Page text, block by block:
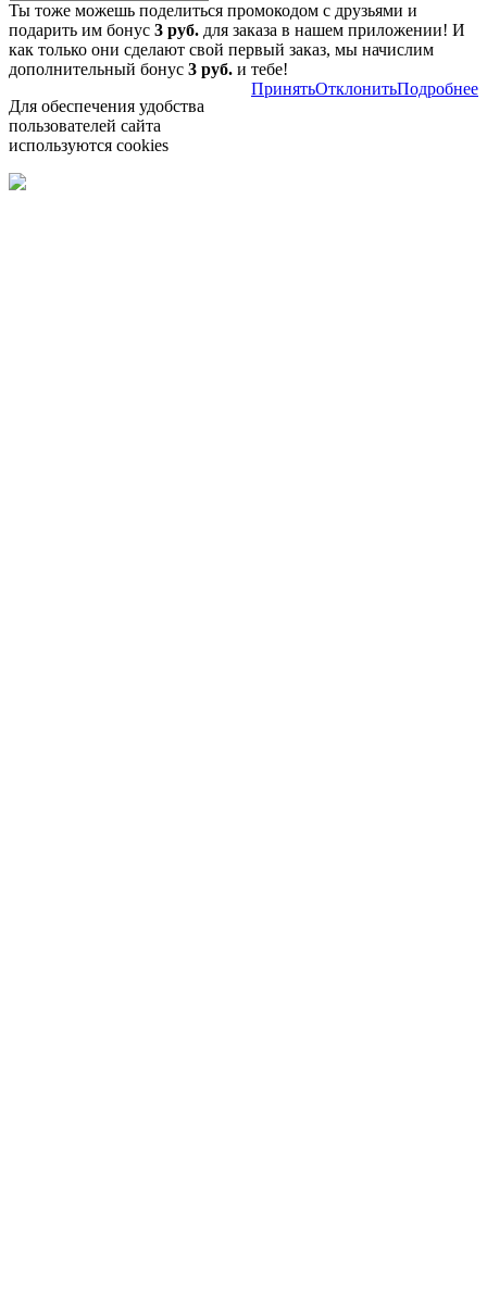
Ты тоже можешь поделиться промокодом с друзьями и
подарить им бонус 3 руб. для заказа в нашем приложении! И
как только они сделают свой первый заказ, мы начислим
дополнительный бонус 3 руб. и тебе!
Для обеспечения удобства
пользователей сайта
используются cookies
ПринятьОтклонитьПодробнее